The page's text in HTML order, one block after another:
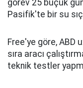
görev 25 buçuk
Pasifik'te bir su
Free'ye göre, ABD
sıra aracı
teknik testler